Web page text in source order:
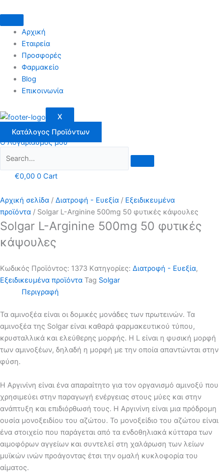
στο
περιεχόμενο
Αρχική
Εταιρεία
Προσφορές
Φαρμακείο
Blog
Επικοινωνία
X
Κατάλογος Προϊόντων
Ο Λογαριασμός μου
€0,00 0 Cart
Αρχική σελίδα / Διατροφή - Ευεξία / Εξειδικευμένα
προϊόντα / Solgar L-Arginine 500mg 50 φυτικές κάψουλες
Solgar L-Arginine 500mg 50 φυτικές
κάψουλες
Κωδικός Προϊόντος: 1373 Kατηγορίες: Διατροφή - Ευεξία,
Εξειδικευμένα προϊόντα Tag Solgar
Περιγραφή
Τα αμινοξέα είναι οι δομικές μονάδες των πρωτεινών. Τα
αμινοξέα της Solgar είναι καθαρά φαρμακευτικού τύπου,
κρυσταλλικά και ελεύθερης μορφής. Η L είναι η φυσική μορφή
των αμινοξέων, δηλαδή η μορφή με την οποία απαντώνται στην
φύση.
Η Αργινίνη είναι ένα απαραίτητο για τον οργανισμό αμινοξύ που
χρησιμεύει στην παραγωγή ενέργειας στους μύες και στην
ανάπτυξη και επιδιόρθωσή τους. Η Αργινίνη είναι μια πρόδρομη
ουσία μονοξειδίου του αζώτου. Το μονοξείδιο του αζώτου είναι
ένα στοιχείο που παράγεται από τα ενδοθηλιακά κύτταρα των
αιμοφόρων αγγείων και συντελεί στη χαλάρωση των λείων
μυϊκών ινών προάγοντας έτσι την ομαλή κυκλοφορία του
αίματος.